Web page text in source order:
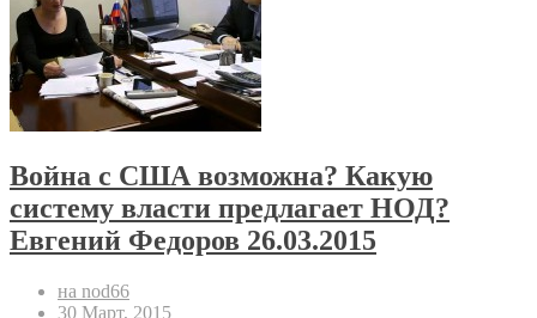
Война с США возможна? Какую
систему власти предлагает НОД?
Евгений Федоров 26.03.2015
на nod66
30 Март, 2015